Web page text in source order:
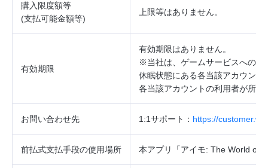
購入限度額等
(支払可能金額等)
上限等はありません。
有効期限
有効期限はありません。
※当社は、ゲームサービスへのロ
休眠状態にある各当該アカウン
各当該アカウントの利用者が所
お問い合わせ先 1:1サポート： https://
前払式支払手段の使用場所 本アプリ「アイモ: The World of